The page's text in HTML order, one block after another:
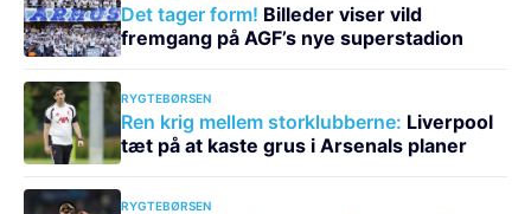
Det tager form! Billeder viser vild
fremgang på AGF’s nye superstadion
RYGTEBØRSEN
Ren krig mellem storklubberne: Liverpool
tæt på at kaste grus i Arsenals planer
RYGTEBØRSEN